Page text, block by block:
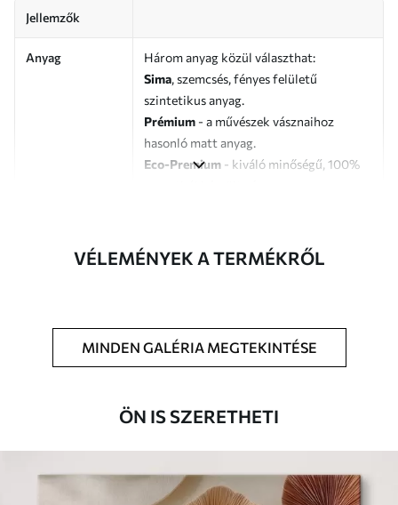
Jellemzők
Anyag
Három anyag közül választhat:
Sima, szemcsés, fényes felületű
szintetikus anyag.
Prémium - a művészek vásznaihoz
hasonló matt anyag.
Eco-Premium - kiváló minőségű, 100%
Cikkszám s46932
Elérhető anyagok
✓Fakulásálló
VÉLEMÉNYEK A TERMÉKRŐL
MINDEN GALÉRIA MEGTEKINTÉSE
ÖN IS SZERETHETI